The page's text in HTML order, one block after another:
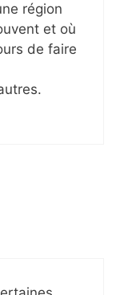
région
et où
de faire